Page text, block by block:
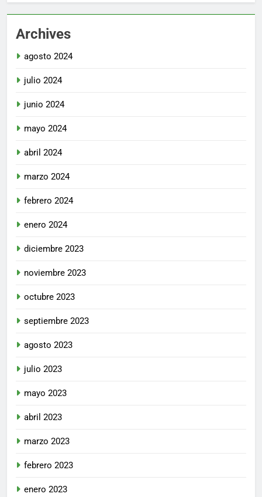
Archives
agosto 2024
julio 2024
junio 2024
mayo 2024
abril 2024
marzo 2024
febrero 2024
enero 2024
diciembre 2023
noviembre 2023
octubre 2023
septiembre 2023
agosto 2023
julio 2023
mayo 2023
abril 2023
marzo 2023
febrero 2023
enero 2023